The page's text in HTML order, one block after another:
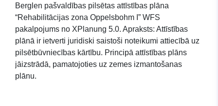
Berglen pašvaldības pilsētas attīstības plāna
“Rehabilitācijas zona Oppelsbohm I” WFS
pakalpojums no XPlanung 5.0. Apraksts: Attīstības
plānā ir ietverti juridiski saistoši noteikumi attiecībā uz
pilsētbūvniecības kārtību. Principā attīstības plāns
jāizstrādā, pamatojoties uz zemes izmantošanas
plānu.